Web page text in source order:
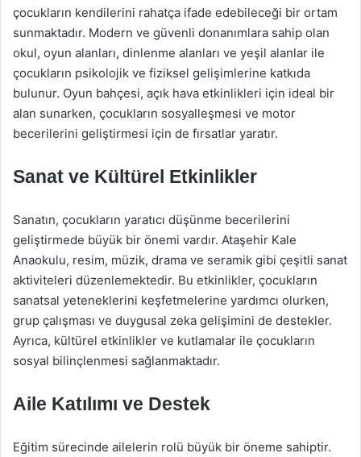
çocukların kendilerini rahatça ifade edebileceği bir ortam
sunmaktadır. Modern ve güvenli donanımlara sahip olan
okul, oyun alanları, dinlenme alanları ve yeşil alanlar ile
çocukların psikolojik ve fiziksel gelişimlerine katkıda
bulunur. Oyun bahçesi, açık hava etkinlikleri için ideal bir
alan sunarken, çocukların sosyalleşmesi ve motor
becerilerini geliştirmesi için de fırsatlar yaratır.
Sanat ve Kültürel Etkinlikler
Sanatın, çocukların yaratıcı düşünme becerilerini
geliştirmede büyük bir önemi vardır. Ataşehir Kale
Anaokulu, resim, müzik, drama ve seramik gibi çeşitli sanat
aktiviteleri düzenlemektedir. Bu etkinlikler, çocukların
sanatsal yeteneklerini keşfetmelerine yardımcı olurken,
grup çalışması ve duygusal zeka gelişimini de destekler.
Ayrıca, kültürel etkinlikler ve kutlamalar ile çocukların
sosyal bilinçlenmesi sağlanmaktadır.
Aile Katılımı ve Destek
Eğitim sürecinde ailelerin rolü büyük bir öneme sahiptir.